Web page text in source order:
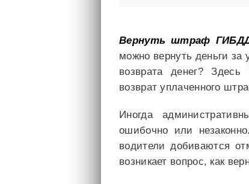
Вернуть штраф
можно вернуть деньги
возврата денег?
возврат уплаченного
Иногда
ошибочно или
водители добиваются
возникает вопрос, как